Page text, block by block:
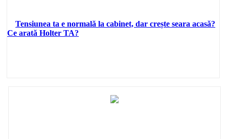
Tensiunea ta e normală la cabinet, dar crește seara acasă?
Ce arată Holter TA?